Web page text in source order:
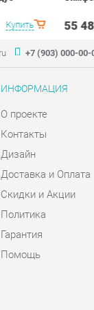
Контакты
и Оплата
Политика
Гарантия
Помощь
пер.